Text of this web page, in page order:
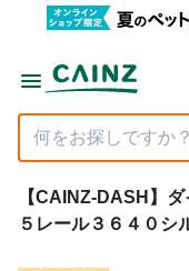
【CAINZ-DASH】
５レール３６４０シ